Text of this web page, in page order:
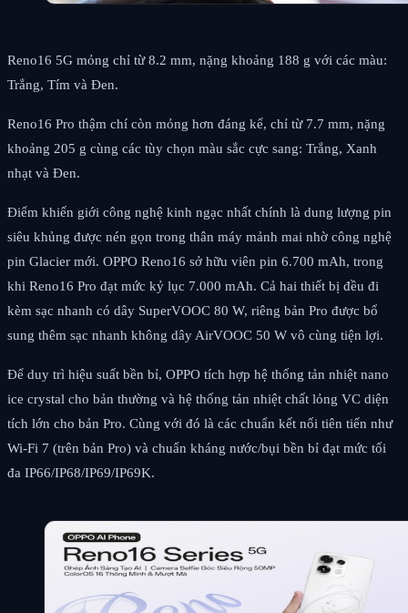
Reno16 5G mỏng chỉ từ 8.2 mm, nặng khoảng 188 g với các màu:
Trắng, Tím và Đen.
Reno16 Pro thậm chí còn mỏng hơn đáng kể, chỉ từ 7.7 mm, nặng
khoảng 205 g cùng các tùy chọn màu sắc cực sang: Trắng, Xanh
nhạt và Đen.
Điểm khiến giới công nghệ kinh ngạc nhất chính là dung lượng pin
siêu khủng được nén gọn trong thân máy mảnh mai nhờ công nghệ
pin Glacier mới. OPPO Reno16 sở hữu viên pin 6.700 mAh, trong
khi Reno16 Pro đạt mức kỷ lục 7.000 mAh. Cả hai thiết bị đều đi
kèm sạc nhanh có dây SuperVOOC 80 W, riêng bản Pro được bổ
sung thêm sạc nhanh không dây AirVOOC 50 W vô cùng tiện lợi.
Để duy trì hiệu suất bền bỉ, OPPO tích hợp hệ thống tản nhiệt nano
ice crystal cho bản thường và hệ thống tản nhiệt chất lỏng VC diện
tích lớn cho bản Pro. Cùng với đó là các chuẩn kết nối tiên tiến như
Wi-Fi 7 (trên bản Pro) và chuẩn kháng nước/bụi bền bỉ đạt mức tối
đa IP66/IP68/IP69/IP69K.